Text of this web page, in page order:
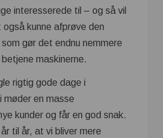
interesserede til – og så vil
kunne afprøve den
gør det endnu nemmere
maskinerne.
rigtig gode dage i
møder en masse
kunder og får en god snak.
til år, at vi bliver mere